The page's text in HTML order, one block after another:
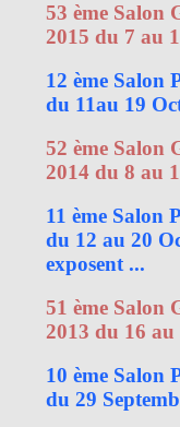
53 ème Salon
2015 du 7 au
12 ème Salon
du 11au 19
52 ème Salon
2014 du 8 au
11 ème Salon
du 12 au 20
exposent ...
51 ème Salon
2013 du 16
10 ème Salon
du 29